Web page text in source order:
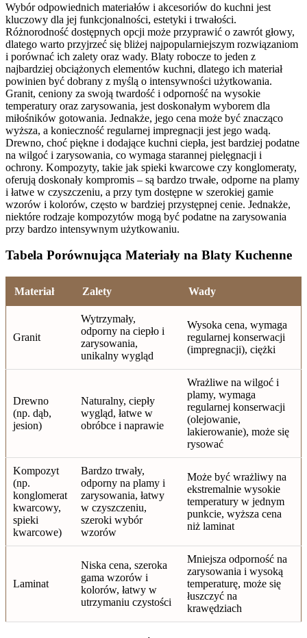
Wybór odpowiednich materiałów i akcesoriów do kuchni jest
kluczowy dla jej funkcjonalności, estetyki i trwałości.
Różnorodność dostępnych opcji może przyprawić o zawrót głowy,
dlatego warto przyjrzeć się bliżej najpopularniejszym rozwiązaniom
i porównać ich zalety oraz wady. Blaty robocze to jeden z
najbardziej obciążonych elementów kuchni, dlatego ich materiał
powinien być dobrany z myślą o intensywności użytkowania.
Granit, ceniony za swoją twardość i odporność na wysokie
temperatury oraz zarysowania, jest doskonałym wyborem dla
miłośników gotowania. Jednakże, jego cena może być znacząco
wyższa, a konieczność regularnej impregnacji jest jego wadą.
Drewno, choć piękne i dodające kuchni ciepła, jest bardziej podatne
na wilgoć i zarysowania, co wymaga starannej pielęgnacji i
ochrony. Kompozyty, takie jak spieki kwarcowe czy konglomeraty,
oferują doskonały kompromis – są bardzo trwałe, odporne na plamy
i łatwe w czyszczeniu, a przy tym dostępne w szerokiej gamie
wzorów i kolorów, często w bardziej przystępnej cenie. Jednakże,
niektóre rodzaje kompozytów mogą być podatne na zarysowania
przy bardzo intensywnym użytkowaniu.
Tabela Porównująca Materiały na Blaty Kuchenne
Materiał Zalety Wady
Granit
Wytrzymały,
odporny na ciepło i
zarysowania,
unikalny wygląd
Wysoka cena, wymaga
regularnej konserwacji
(impregnacji), ciężki
Drewno
(np. dąb,
jesion)
Naturalny, ciepły
wygląd, łatwe w
obróbce i naprawie
Wrażliwe na wilgoć i
plamy, wymaga
regularnej konserwacji
(olejowanie,
lakierowanie), może się
rysować
Kompozyt
(np.
konglomerat
kwarcowy,
spieki
kwarcowe)
Bardzo trwały,
odporny na plamy i
zarysowania, łatwy
w czyszczeniu,
szeroki wybór
wzorów
Może być wrażliwy na
ekstremalnie wysokie
temperatury w jednym
punkcie, wyższa cena
niż laminat
Laminat
Niska cena, szeroka
gama wzorów i
kolorów, łatwy w
utrzymaniu czystości
Mniejsza odporność na
zarysowania i wysoką
temperaturę, może się
łuszczyć na
krawędziach